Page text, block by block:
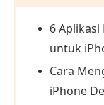
6 Aplikasi
untuk
Cara
iPhone